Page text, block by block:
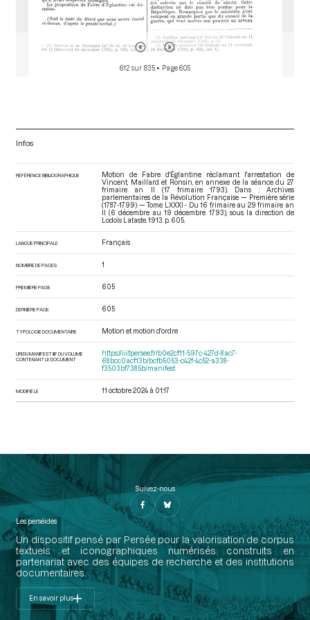
612 sur 835 • Page 605
Infos
RÉFÉRENCE BIBLIOGRAPHIQUE
Motion de Fabre d'Églantine réclamant l'arrestation de
Vincent, Maillard et Ronsin, en annexe de la séance du 27
frimaire an II (17 frimaire 1793). Dans : Archives
parlementaires de la Révolution Française — Première série
(1787-1799) — Tome LXXXI - Du 16 frimaire au 29 frimaire an
II (6 décembre au 19 décembre 1793), sous la direction de
Lodoïs Lataste. 1913. p. 605.
LANGUE PRINCIPALE Français
NOMBRE DE PAGES 1
PREMIÈRE PAGE 605
DERNIÈRE PAGE 605
TYPOLOGIE DOCUMENTAIRE Motion et motion d'ordre
URI DU MANIFEST IIIF DU VOLUME
CONTENANT LE DOCUMENT
https://iiif.persee.fr/b0e2cf11-597c-427d-8ac7-
68bcc0acf13b/bcfb5053-c42f-4c52-a338-
f3503bf7385b/manifest
MODIFIÉ LE 11 octobre 2024 à 01:17
Suivez-nous
Les perséides
Un dispositif pensé par Persée pour la valorisation de corpus
textuels et iconographiques numérisés construits en
partenariat avec des équipes de recherche et des institutions
documentaires.
En savoir plus